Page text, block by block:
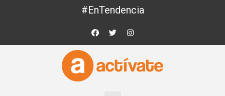
#EnTendencia